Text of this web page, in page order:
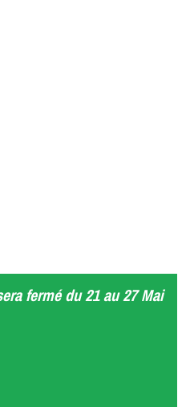
fermé du 21 au 27 Mai